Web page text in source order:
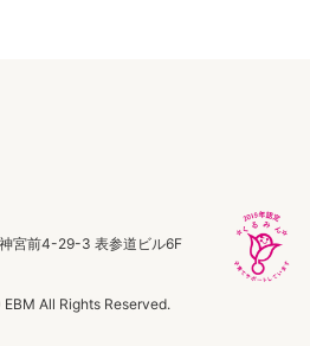
宮前4-29-3 表参道ビル6F
All Rights Reserved.